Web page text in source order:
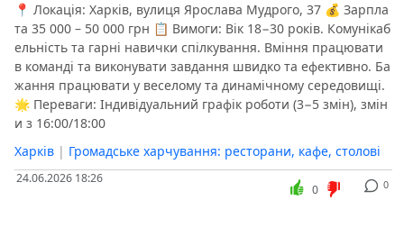
📍 Локація: Харків, вулиця Ярослава Мудрого, 37 💰 Зарпла
та 35 000 – 50 000 грн 📋 Вимоги: Вік 18−30 років. Комунікаб
ельність та гарні навички спілкування. Вміння працювати
в команді та виконувати завдання швидко та ефективно. Ба
жання працювати у веселому та динамічному середовищі.
🌟 Переваги: Індивідуальний графік роботи (3−5 змін), змін
и з 16:00/18:00
Харків | Громадське харчування: ресторани, кафе, столові
24.06.2026 18:26 0
0